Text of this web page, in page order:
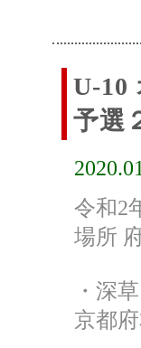
U-10
予選
令和2
場所
・深
京都